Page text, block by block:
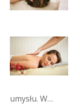
umysłu. W…